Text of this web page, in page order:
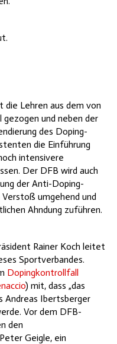
Lehren aus dem von
und neben der
des Doping-
die Einführung
intensivere
Der DFB wird auch
der Anti-Doping-
umgehend und
Ahndung zuführen.
Rainer Koch leitet
Sportverbandes.
Dopingkontrollfall
) mit, dass „das
Andreas Ibertsberger
Vor dem DFB-
den
Geigle, ein